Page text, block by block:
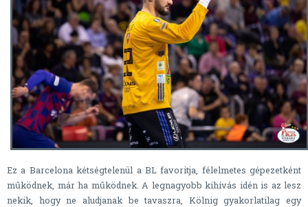
Ez a Barcelona kétségtelenül a BL favoritja, félelmetes gépezetként
működnek, már ha működnek. A legnagyobb kihívás idén is az lesz
nekik, hogy ne aludjanak be tavaszra, Kölnig gyakorlatilag egy